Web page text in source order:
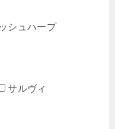
シュハープ
サルヴィ